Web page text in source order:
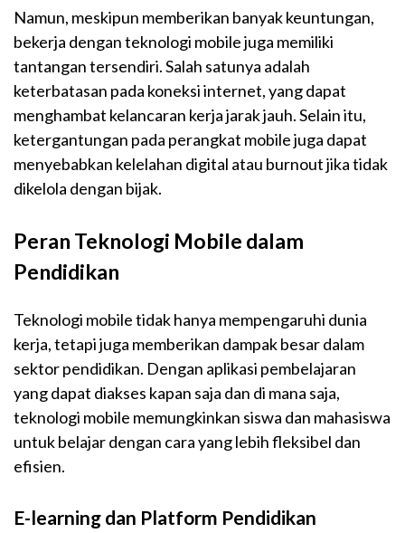
Namun, meskipun memberikan banyak keuntungan,
bekerja dengan teknologi mobile juga memiliki
tantangan tersendiri. Salah satunya adalah
keterbatasan pada koneksi internet, yang dapat
menghambat kelancaran kerja jarak jauh. Selain itu,
ketergantungan pada perangkat mobile juga dapat
menyebabkan kelelahan digital atau burnout jika tidak
dikelola dengan bijak.
Peran Teknologi Mobile dalam
Pendidikan
Teknologi mobile tidak hanya mempengaruhi dunia
kerja, tetapi juga memberikan dampak besar dalam
sektor pendidikan. Dengan aplikasi pembelajaran
yang dapat diakses kapan saja dan di mana saja,
teknologi mobile memungkinkan siswa dan mahasiswa
untuk belajar dengan cara yang lebih fleksibel dan
efisien.
E-learning dan Platform Pendidikan